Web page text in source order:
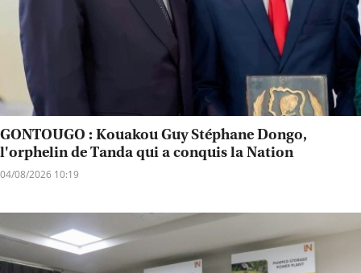
GONTOUGO : Kouakou Guy Stéphane Dongo,
l'orphelin de Tanda qui a conquis la Nation
04/08/2026 10:19